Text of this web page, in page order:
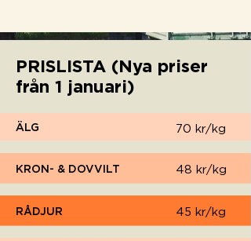
PRISLISTA (Nya priser
från 1 januari)
ÄLG 70 kr/kg
KRON- & DOVVILT 48 kr/kg
RÅDJUR 45 kr/kg